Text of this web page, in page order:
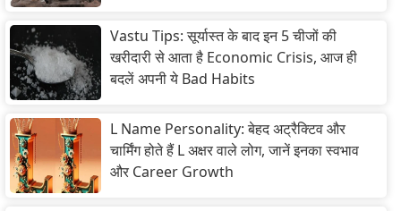
Vastu Tips: सूर्यास्त के बाद इन 5 चीजों की
खरीदारी से आता है Economic Crisis, आज ही
बदलें अपनी ये Bad Habits
L Name Personality: बेहद अट्रैक्टिव और
चार्मिंग होते हैं L अक्षर वाले लोग, जानें इनका स्वभाव
और Career Growth